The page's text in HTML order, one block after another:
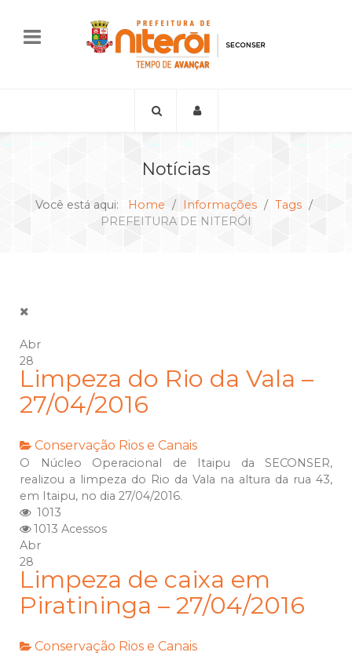
Notícias
Você está aqui: Home Informações
Tags
PREFEITURA DE NITERÓI
Abr
28
Limpeza do Rio da Vala –
27/04/2016
Conservação Rios e Canais
O Núcleo Operacional de Itaipu da SECONSER,
realizou a limpeza do Rio da Vala na altura da rua 43,
em Itaipu, no dia 27/04/2016.
1013
1013 Acessos
Abr
28
Limpeza de caixa em
Piratininga – 27/04/2016
Conservação Rios e Canais